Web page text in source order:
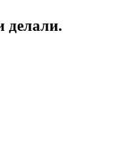
делали.